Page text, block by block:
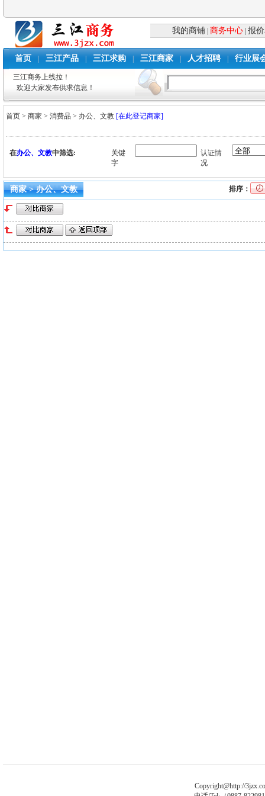
我的商铺 商务中心 |报
首页 三江产品 三江求购 三江商家 人才招聘 行业展
三江商务上线拉！
欢迎大家发布供求信息！
首页 >商家 >消费品 > 办公、文教 [在此登记商家]
在办公、文教中筛选:
关键
字
认证情
况
商家 > 办公、文教 排序：
Copyright@http://